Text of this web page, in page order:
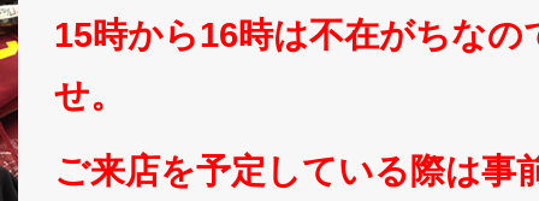
15時から16時は不在がちなの
せ。
ご来店を予定している際は事